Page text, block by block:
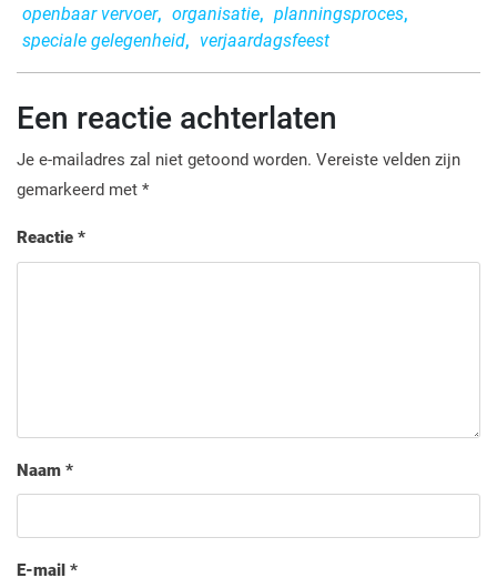
openbaar vervoer, organisatie, planningsproces,
speciale gelegenheid, verjaardagsfeest
Een reactie achterlaten
Je e-mailadres zal niet getoond worden. Vereiste velden zijn
gemarkeerd met *
Reactie *
Naam *
E-mail *